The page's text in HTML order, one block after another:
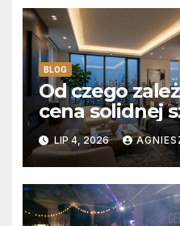
BLOG
Od czego
cena solidnej
na wymiar?
LIP 4, 2026